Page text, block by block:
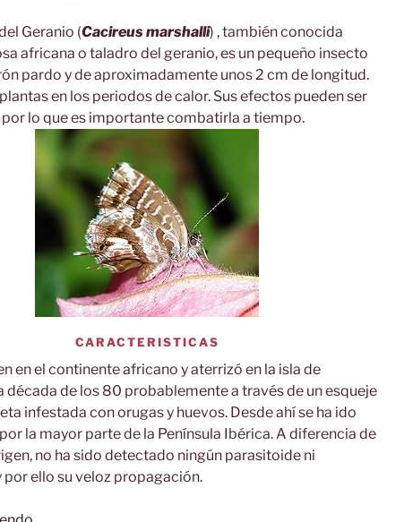
Geranio (Cacireus marshalli) , también conocida
africana o taladro del geranio, es un pequeño insecto
pardo y de aproximadamente unos 2 cm de longitud.
en los periodos de calor. Sus efectos pueden ser
por lo que es importante combatirla a tiempo.
CARACTERISTICAS
en el continente africano y aterrizó en la isla de
década de los 80 probablemente a través de un esqueje
infestada con orugas y huevos. Desde ahí se ha ido
la mayor parte de la Península Ibérica. A diferencia de
no ha sido detectado ningún parasitoide ni
ello su veloz propagación.